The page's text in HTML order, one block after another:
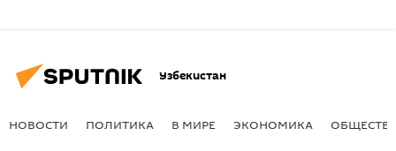
Узбекистан
НОВОСТИ ПОЛИТИКА В МИРЕ ЭКОНОМИКА